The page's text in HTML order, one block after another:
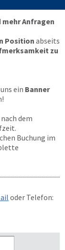
mehr Anfragen
Positionabseits
zu
ein Banner
dem
Buchung im
oder Telefon: